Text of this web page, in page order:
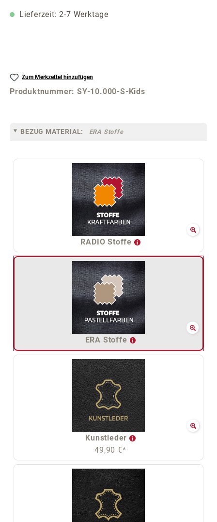
Lieferzeit: 2-7 Werktage
Zum Merkzettel hinzufügen
Produktnummer:SY-10.000-S-Kids
BEZUG MATERIAL: ERA Stoffe
RADIO Stoffe
ERA Stoffe
Kunstleder
49,90 €*